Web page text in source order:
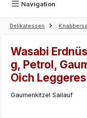
Navigation
Delikatessen
Wasabi
g, Petrol,
Oich
Gaumenkitzel Sailauf